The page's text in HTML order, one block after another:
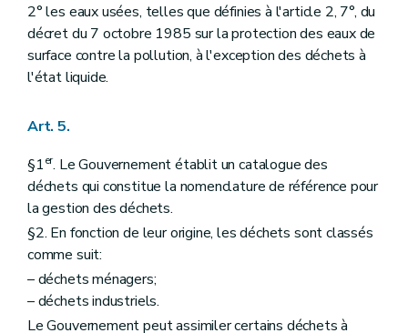
2° les eaux usées, telles que définies à l'article 2, 7°, du
décret du 7 octobre 1985 sur la protection des eaux de
surface contre la pollution, à l'exception des déchets à
l'état liquide.
Art. 5.
§1er. Le Gouvernement établit un catalogue des
déchets qui constitue la nomenclature de référence pour
la gestion des déchets.
§2. En fonction de leur origine, les déchets sont classés
comme suit:
– déchets ménagers;
– déchets industriels.
Le Gouvernement peut assimiler certains déchets à